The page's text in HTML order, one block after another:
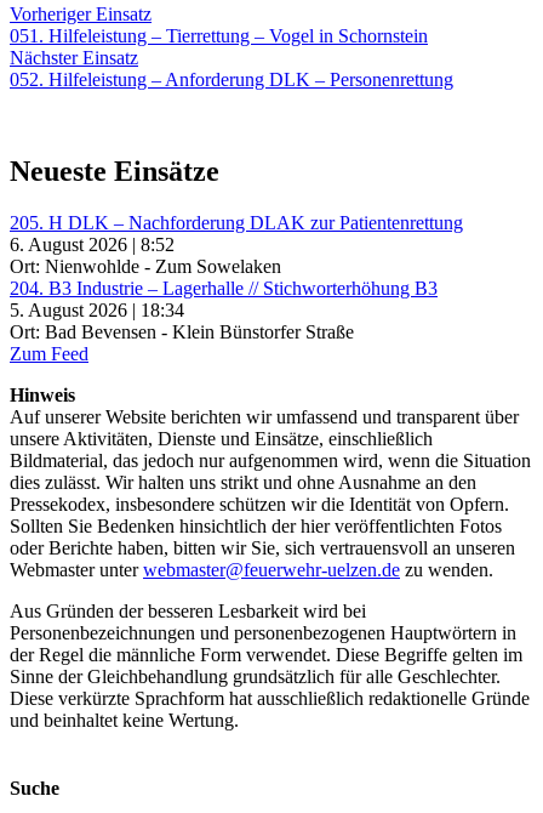
Beitragsnavigation
Vorheriger EinsatzVorheriger
Einsatz:
051. Hilfeleistung – Tierrettung – Vogel in Schornstein
Nächster EinsatzNächster
Einsatz:
052. Hilfeleistung – Anforderung DLK – Personenrettung
Neueste Einsätze
205. H DLK – Nachforderung DLAK zur Patientenrettung
6. August 2026 | 8:52
Ort: Nienwohlde - Zum Sowelaken
204. B3 Industrie – Lagerhalle // Stichworterhöhung B3
5. August 2026 | 18:34
Ort: Bad Bevensen - Klein Bünstorfer Straße
Zum Feed
Hinweis
Auf unserer Website berichten wir umfassend und transparent über
unsere Aktivitäten, Dienste und Einsätze, einschließlich
Bildmaterial, das jedoch nur aufgenommen wird, wenn die Situation
dies zulässt. Wir halten uns strikt und ohne Ausnahme an den
Pressekodex, insbesondere schützen wir die Identität von Opfern.
Sollten Sie Bedenken hinsichtlich der hier veröffentlichten Fotos
oder Berichte haben, bitten wir Sie, sich vertrauensvoll an unseren
Webmaster unterwebmaster@feuerwehr-uelzen.de zu wenden.
Aus Gründen der besseren Lesbarkeit wird bei
Personenbezeichnungen und personenbezogenen Hauptwörtern in
der Regel die männliche Form verwendet. Diese Begriffe gelten im
Sinne der Gleichbehandlung grundsätzlich für alle Geschlechter.
Diese verkürzte Sprachform hat ausschließlich redaktionelle Gründe
und beinhaltet keine Wertung.
Suche